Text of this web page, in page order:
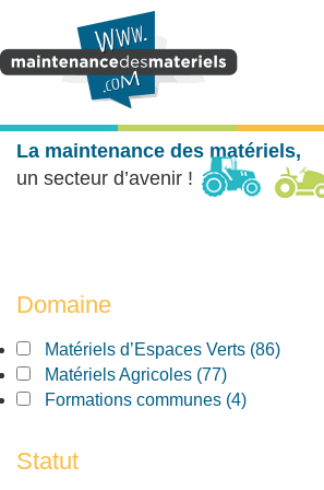
Aller au contenu principal
La maintenance des matériels,
un secteur d’avenir !
Domaine
Apply Matériels d’Espaces Verts filter
Matériels d’Espaces Verts (86)
Apply Matériels d’Espaces Verts filter
Apply Matériels Agricoles filter
Matériels Agricoles (77)
Apply Matériels Agricoles filter
Apply Formations communes filter
Formations communes (4)
Apply Formations communes filter
Statut